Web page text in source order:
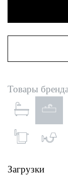
Товары
Загрузки